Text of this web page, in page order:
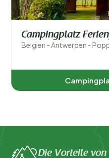
Campingplatz
Belgien - Antwerpen -
Die Vorteile von